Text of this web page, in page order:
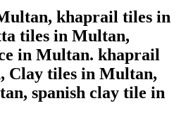
khaprail tiles in
tiles in Multan,
in Multan. khaprail
Clay tiles in Multan,
spanish clay tile in